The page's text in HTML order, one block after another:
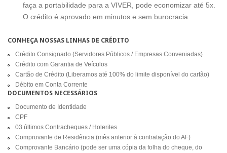
faça a portabilidade para a VIVER, pode economizar até 5x.
O crédito é aprovado em minutos e sem burocracia.
CONHEÇA NOSSAS LINHAS DE CRÉDITO
Crédito Consignado (Servidores Públicos / Empresas Conveniadas)
Crédito com Garantia de Veículos
Cartão de Crédito (Liberamos até 100% do limite disponível do cartão)
Débito em Conta Corrente
DOCUMENTOS NECESSÁRIOS
Documento de Identidade
CPF
03 últimos Contracheques / Holerites
Comprovante de Residência (mês anterior à contratação do AF)
Comprovante Bancário (pode ser uma cópia da folha do cheque, do